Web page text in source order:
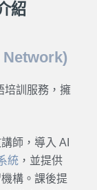
紹
培訓服務，擁
師，導入 AI
統，並提供
構。課後提